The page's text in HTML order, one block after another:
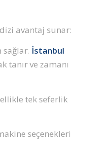
avantaj sunar:
sağlar. İstanbul
tanır ve zamanı
tek seferlik
seçenekleri